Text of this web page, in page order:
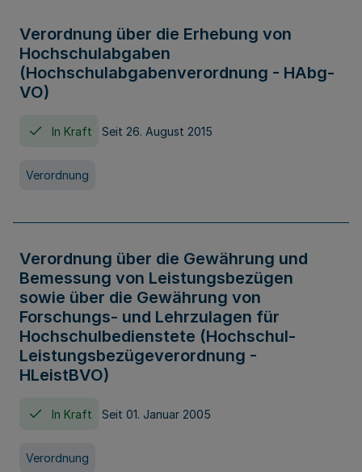
Verordnung über die Erhebung von
Hochschulabgaben
(Hochschulabgabenverordnung - HAbg-
VO)
In Kraft Seit 26. August 2015
Verordnung
Verordnung über die Gewährung und
Bemessung von Leistungsbezügen
sowie über die Gewährung von
Forschungs- und Lehrzulagen für
Hochschulbedienstete (Hochschul-
Leistungsbezügeverordnung -
HLeistBVO)
In Kraft Seit 01. Januar 2005
Verordnung